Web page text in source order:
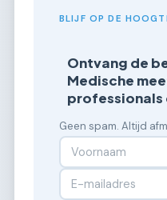
BLIJF OP DE
Ontvang de
Medische
professionals
Geen spam. Altijd